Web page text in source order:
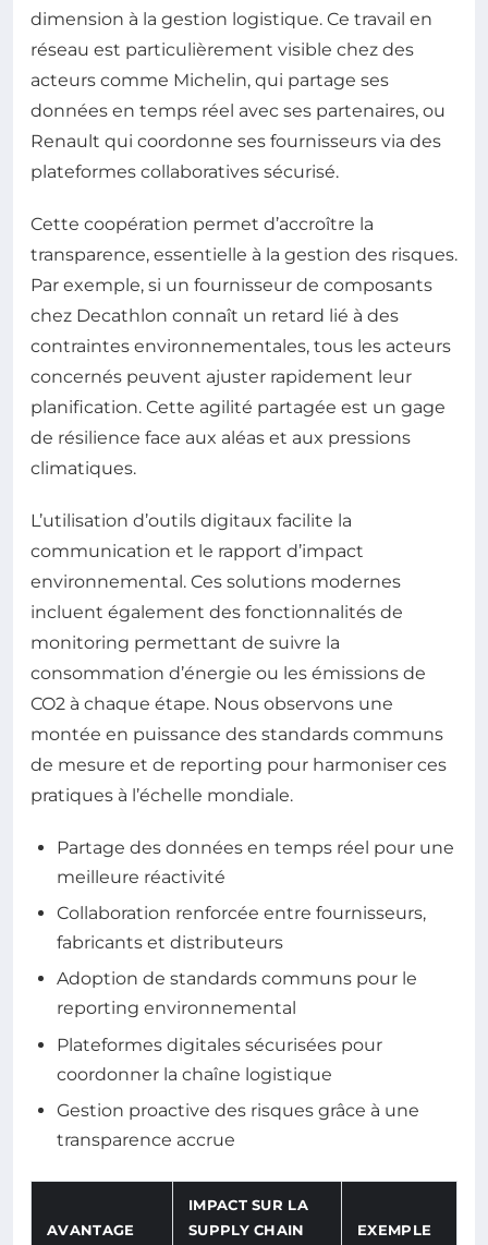
dimension à la gestion logistique. Ce travail en
réseau est particulièrement visible chez des
acteurs comme Michelin, qui partage ses
données en temps réel avec ses partenaires, ou
Renault qui coordonne ses fournisseurs via des
plateformes collaboratives sécurisé.
Cette coopération permet d’accroître la
transparence, essentielle à la gestion des risques.
Par exemple, si un fournisseur de composants
chez Decathlon connaît un retard lié à des
contraintes environnementales, tous les acteurs
concernés peuvent ajuster rapidement leur
planification. Cette agilité partagée est un gage
de résilience face aux aléas et aux pressions
climatiques.
L’utilisation d’outils digitaux facilite la
communication et le rapport d’impact
environnemental. Ces solutions modernes
incluent également des fonctionnalités de
monitoring permettant de suivre la
consommation d’énergie ou les émissions de
CO2 à chaque étape. Nous observons une
montée en puissance des standards communs
de mesure et de reporting pour harmoniser ces
pratiques à l’échelle mondiale.
Partage des données en temps réel pour une
meilleure réactivité
Collaboration renforcée entre fournisseurs,
fabricants et distributeurs
Adoption de standards communs pour le
reporting environnemental
Plateformes digitales sécurisées pour
coordonner la chaîne logistique
Gestion proactive des risques grâce à une
transparence accrue
AVANTAGE
IMPACT SUR LA
SUPPLY CHAIN
EXEMPLE